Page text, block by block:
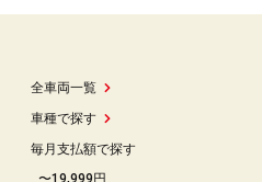
全車両一覧
車種で探す
毎月支払額で探す
〜19,999円